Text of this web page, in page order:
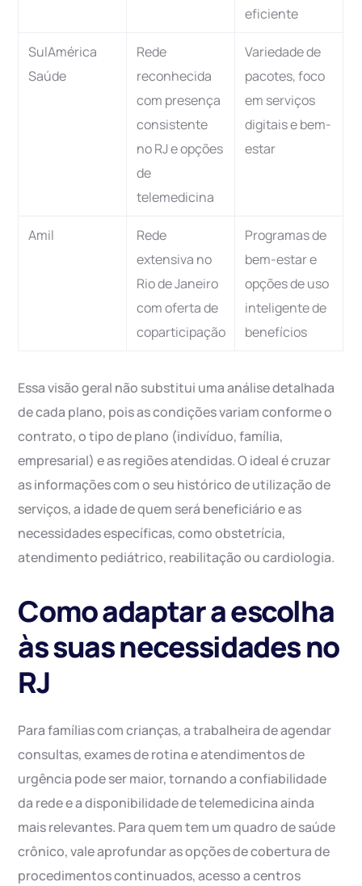
eficiente
SulAmérica
Saúde
Rede
reconhecida
com presença
consistente
no RJ e opções
de
telemedicina
Variedade de
pacotes, foco
em serviços
digitais e bem-
estar
Amil
Rede
extensiva no
Rio de Janeiro
com oferta de
coparticipação
Programas de
bem-estar e
opções de uso
inteligente de
benefícios
Essa visão geral não substitui uma análise detalhada
de cada plano, pois as condições variam conforme o
contrato, o tipo de plano (indivíduo, família,
empresarial) e as regiões atendidas. O ideal é cruzar
as informações com o seu histórico de utilização de
serviços, a idade de quem será beneficiário e as
necessidades específicas, como obstetrícia,
atendimento pediátrico, reabilitação ou cardiologia.
Como adaptar a escolha
às suas necessidades no
RJ
Para famílias com crianças, a trabalheira de agendar
consultas, exames de rotina e atendimentos de
urgência pode ser maior, tornando a confiabilidade
da rede e a disponibilidade de telemedicina ainda
mais relevantes. Para quem tem um quadro de saúde
crônico, vale aprofundar as opções de cobertura de
procedimentos continuados, acesso a centros